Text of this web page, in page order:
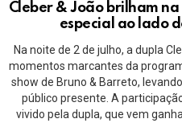
Cleber & João brilham
especial ao lado
Na noite de 2 de julho, a dupla
momentos marcantes da
show de Bruno & Barreto,
público presente. A
vivido pela dupla, que vem